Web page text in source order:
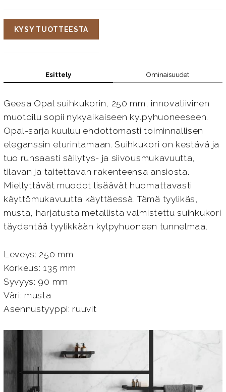
KYSY TUOTTEESTA
Esittely Ominaisuudet
Geesa Opal suihkukorin, 250 mm, innovatiivinen
muotoilu sopii nykyaikaiseen kylpyhuoneeseen.
Opal-sarja kuuluu ehdottomasti toiminnallisen
eleganssin eturintamaan. Suihkukori on kestävä ja
tuo runsaasti säilytys- ja siivousmukavuutta,
tilavan ja taitettavan rakenteensa ansiosta.
Miellyttävät muodot lisäävät huomattavasti
käyttömukavuutta käyttäessä. Tämä tyylikäs,
musta, harjatusta metallista valmistettu suihkukori
täydentää tyylikkään kylpyhuoneen tunnelmaa.
Leveys: 250 mm
Korkeus: 135 mm
Syvyys: 90 mm
Väri: musta
Asennustyyppi: ruuvit